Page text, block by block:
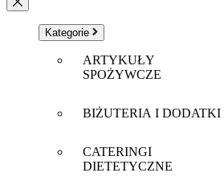
Kategorie
ARTYKUŁY
SPOŻYWCZE
BIŻUTERIA I DODATKI
CATERINGI
DIETETYCZNE